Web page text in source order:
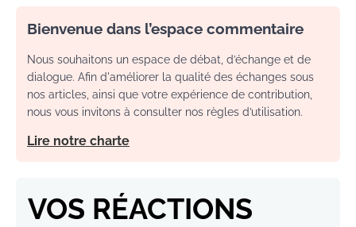
Bienvenue dans l’espace commentaire
Nous souhaitons un espace de débat, d’échange et de
dialogue. Afin d'améliorer la qualité des échanges sous
nos articles, ainsi que votre expérience de contribution,
nous vous invitons à consulter nos règles d’utilisation.
Lire notre charte
VOS RÉACTIONS